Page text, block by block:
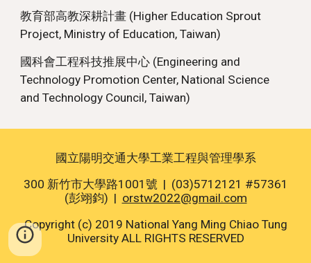
教育部高教深耕計畫 (Higher Education Sprout
Project, Ministry of Education, Taiwan)
國科會工程科技推展中心 (Engineering and
Technology Promotion Center, National Science
and Technology Council, Taiwan)
國立陽明交通大學工業工程與管理學系
300 新竹市大學路1001號 | (03)5712121 #57361
(彭翊鈞) | orstw2022@gmail.com
Copyright (c) 2019 National Yang Ming Chiao Tung
University ALL RIGHTS RESERVED